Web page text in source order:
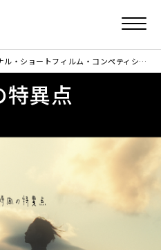
ショートフィルム・コンペティション部門
特異点